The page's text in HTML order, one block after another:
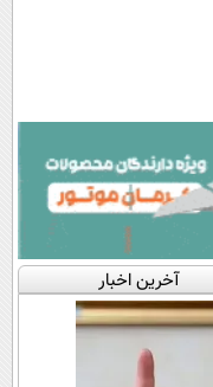
آخرین اخبار